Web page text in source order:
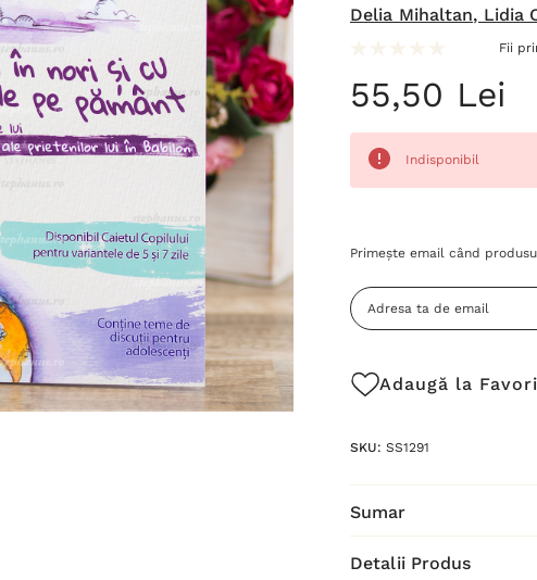
Delia Mihaltan, Lidia
Fii
55,50 Lei
Indisponibil
Grăbește-
Stocul
curent
Primește email când
Adaugă la
SKU: SS1291
Sumar
Detalii Produs